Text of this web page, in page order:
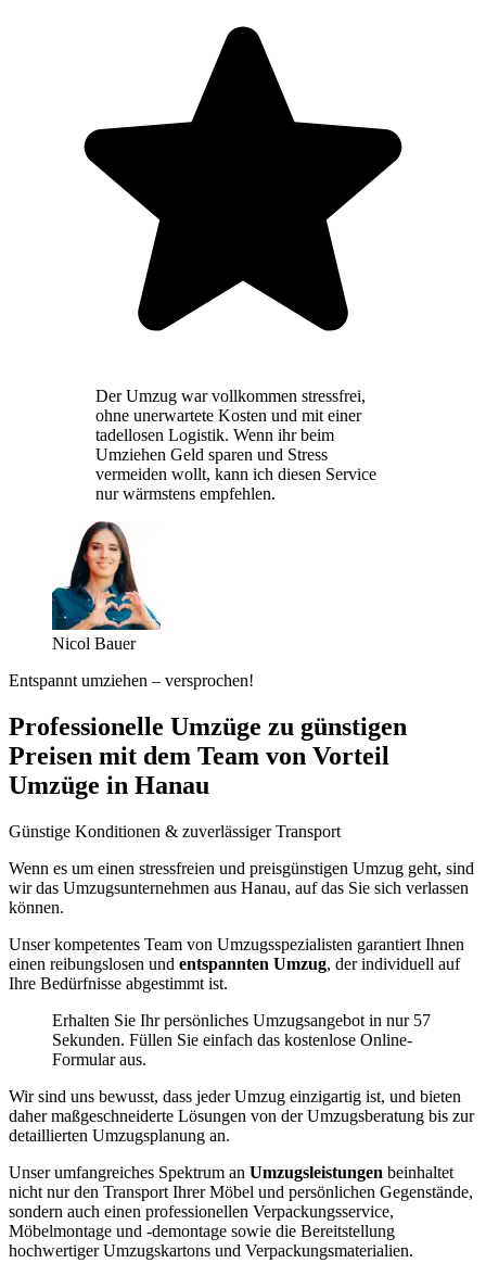
Der Umzug war vollkommen stressfrei,
ohne unerwartete Kosten und mit einer
tadellosen Logistik. Wenn ihr beim
Umziehen Geld sparen und Stress
vermeiden wollt, kann ich diesen Service
nur wärmstens empfehlen.
Nicol Bauer
Entspannt umziehen – versprochen!
Professionelle Umzüge zu günstigen
Preisen mit dem Team von Vorteil
Umzüge in Hanau
Günstige Konditionen & zuverlässiger Transport
Wenn es um einen stressfreien und preisgünstigen Umzug geht, sind
wir das Umzugsunternehmen aus Hanau, auf das Sie sich verlassen
können.
Unser kompetentes Team von Umzugsspezialisten garantiert Ihnen
einen reibungslosen und entspannten Umzug, der individuell auf
Ihre Bedürfnisse abgestimmt ist.
Erhalten Sie Ihr persönliches Umzugsangebot in nur 57
Sekunden. Füllen Sie einfach das kostenlose Online-
Formular aus.
Wir sind uns bewusst, dass jeder Umzug einzigartig ist, und bieten
daher maßgeschneiderte Lösungen von der Umzugsberatung bis zur
detaillierten Umzugsplanung an.
Unser umfangreiches Spektrum an Umzugsleistungen beinhaltet
nicht nur den Transport Ihrer Möbel und persönlichen Gegenstände,
sondern auch einen professionellen Verpackungsservice,
Möbelmontage und -demontage sowie die Bereitstellung
hochwertiger Umzugskartons und Verpackungsmaterialien.